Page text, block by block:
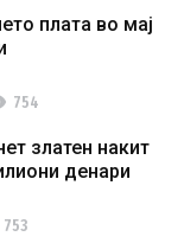
плата во мај
754
златен накит
денари
753